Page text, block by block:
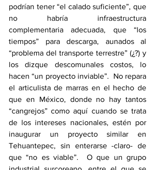
podrían tener “el calado suficiente”, que
no habría infraestructura
complementaria adecuada, que “los
tiempos” para descarga, aunados al
“problema del transporte terrestre” (¿?) y
los dizque descomunales costos, lo
hacen “un proyecto inviable”.  No repara
el articulista de marras en el hecho de
que en México, donde no hay tantos
“cangrejos” como aquí cuando se trata
de los intereses nacionales, estén por
inaugurar un proyecto similar en
Tehuantepec, sin enterarse -claro- de
que “no es viable”.  O que un grupo